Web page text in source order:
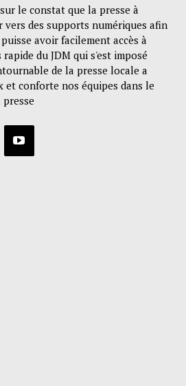
le constat que la presse à
des supports numériques afin
avoir facilement accès à
du JDM qui s'est imposé
de la presse locale a
conforte nos équipes dans le